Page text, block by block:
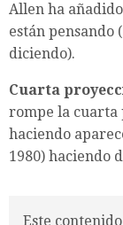
Allen ha
están pensando
diciendo).
Cuarta
rompe la cuarta
haciendo
1980) haciendo
Este